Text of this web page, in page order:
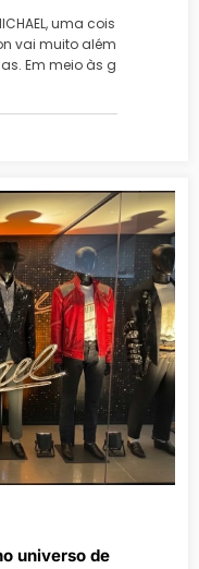
uma cois
vai muito além
Em meio às g
universo de